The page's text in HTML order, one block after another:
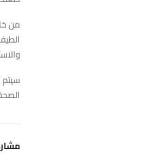
من
سيتم